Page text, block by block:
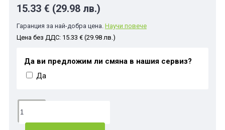
15.33 € (29.98 лв.)
Гаранция за най-добра цена. Научи повече
Цена без ДДС: 15.33 € (29.98 лв.)
Да ви предложим ли смяна в нашия сервиз?
Да